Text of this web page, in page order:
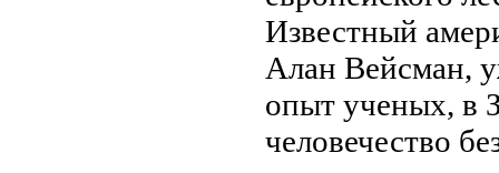
Известный
Алан Вейсман,
опыт ученых, в
человечество